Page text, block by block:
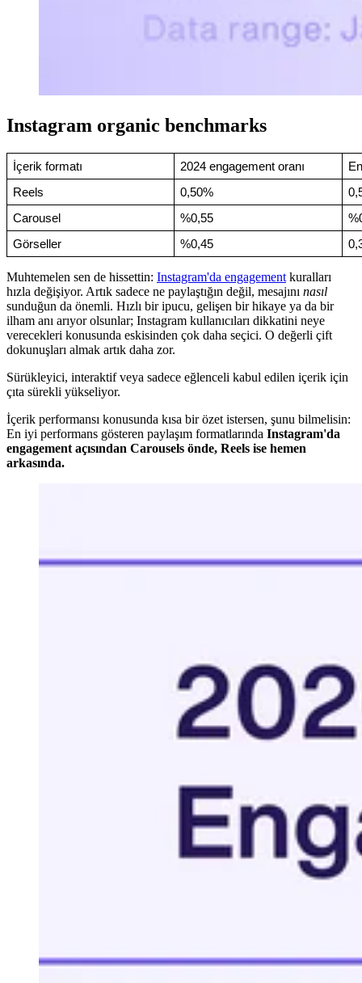
Instagram organic benchmarks
İçerik formatı 2024 engagement oranı
Reels
0,50%
Carousel
%0,55
Görseller
%0,45
Muhtemelen sen de hissettin: Instagram'da engagement kuralları
hızla değişiyor. Artık sadece ne paylaştığın değil, mesajını nasıl
sunduğun da önemli. Hızlı bir ipucu, gelişen bir hikaye ya da bir
ilham anı arıyor olsunlar; Instagram kullanıcıları dikkatini neye
verecekleri konusunda eskisinden çok daha seçici. O değerli çift
dokunuşları almak artık daha zor.
Sürükleyici, interaktif veya sadece eğlenceli kabul edilen içerik için
çıta sürekli yükseliyor.
İçerik performansı konusunda kısa bir özet istersen, şunu bilmelisin:
En iyi performans gösteren paylaşım formatlarında Instagram'da
engagement açısından Carousels önde, Reels ise hemen
arkasında.